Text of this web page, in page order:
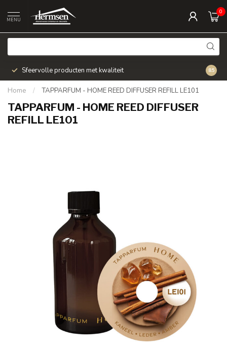
MENU
0
Sfeervolle producten met kwaliteit Snel
8.5
Home / TAPPARFUM - HOME REED DIFFUSER REFILL LE101
TAPPARFUM - HOME REED DIFFUSER
REFILL LE101